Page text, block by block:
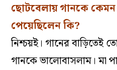
ছোটবেলায় গানকে
পেয়েছিলেন কি?
নিশ্চয়ই। গানের বাড়িতেই
গানকে ভালোবাসলাম। মা